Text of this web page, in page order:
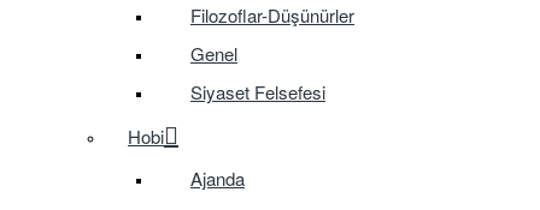
Filozoflar-Düşünürler
Genel
Siyaset Felsefesi
Hobi
Ajanda